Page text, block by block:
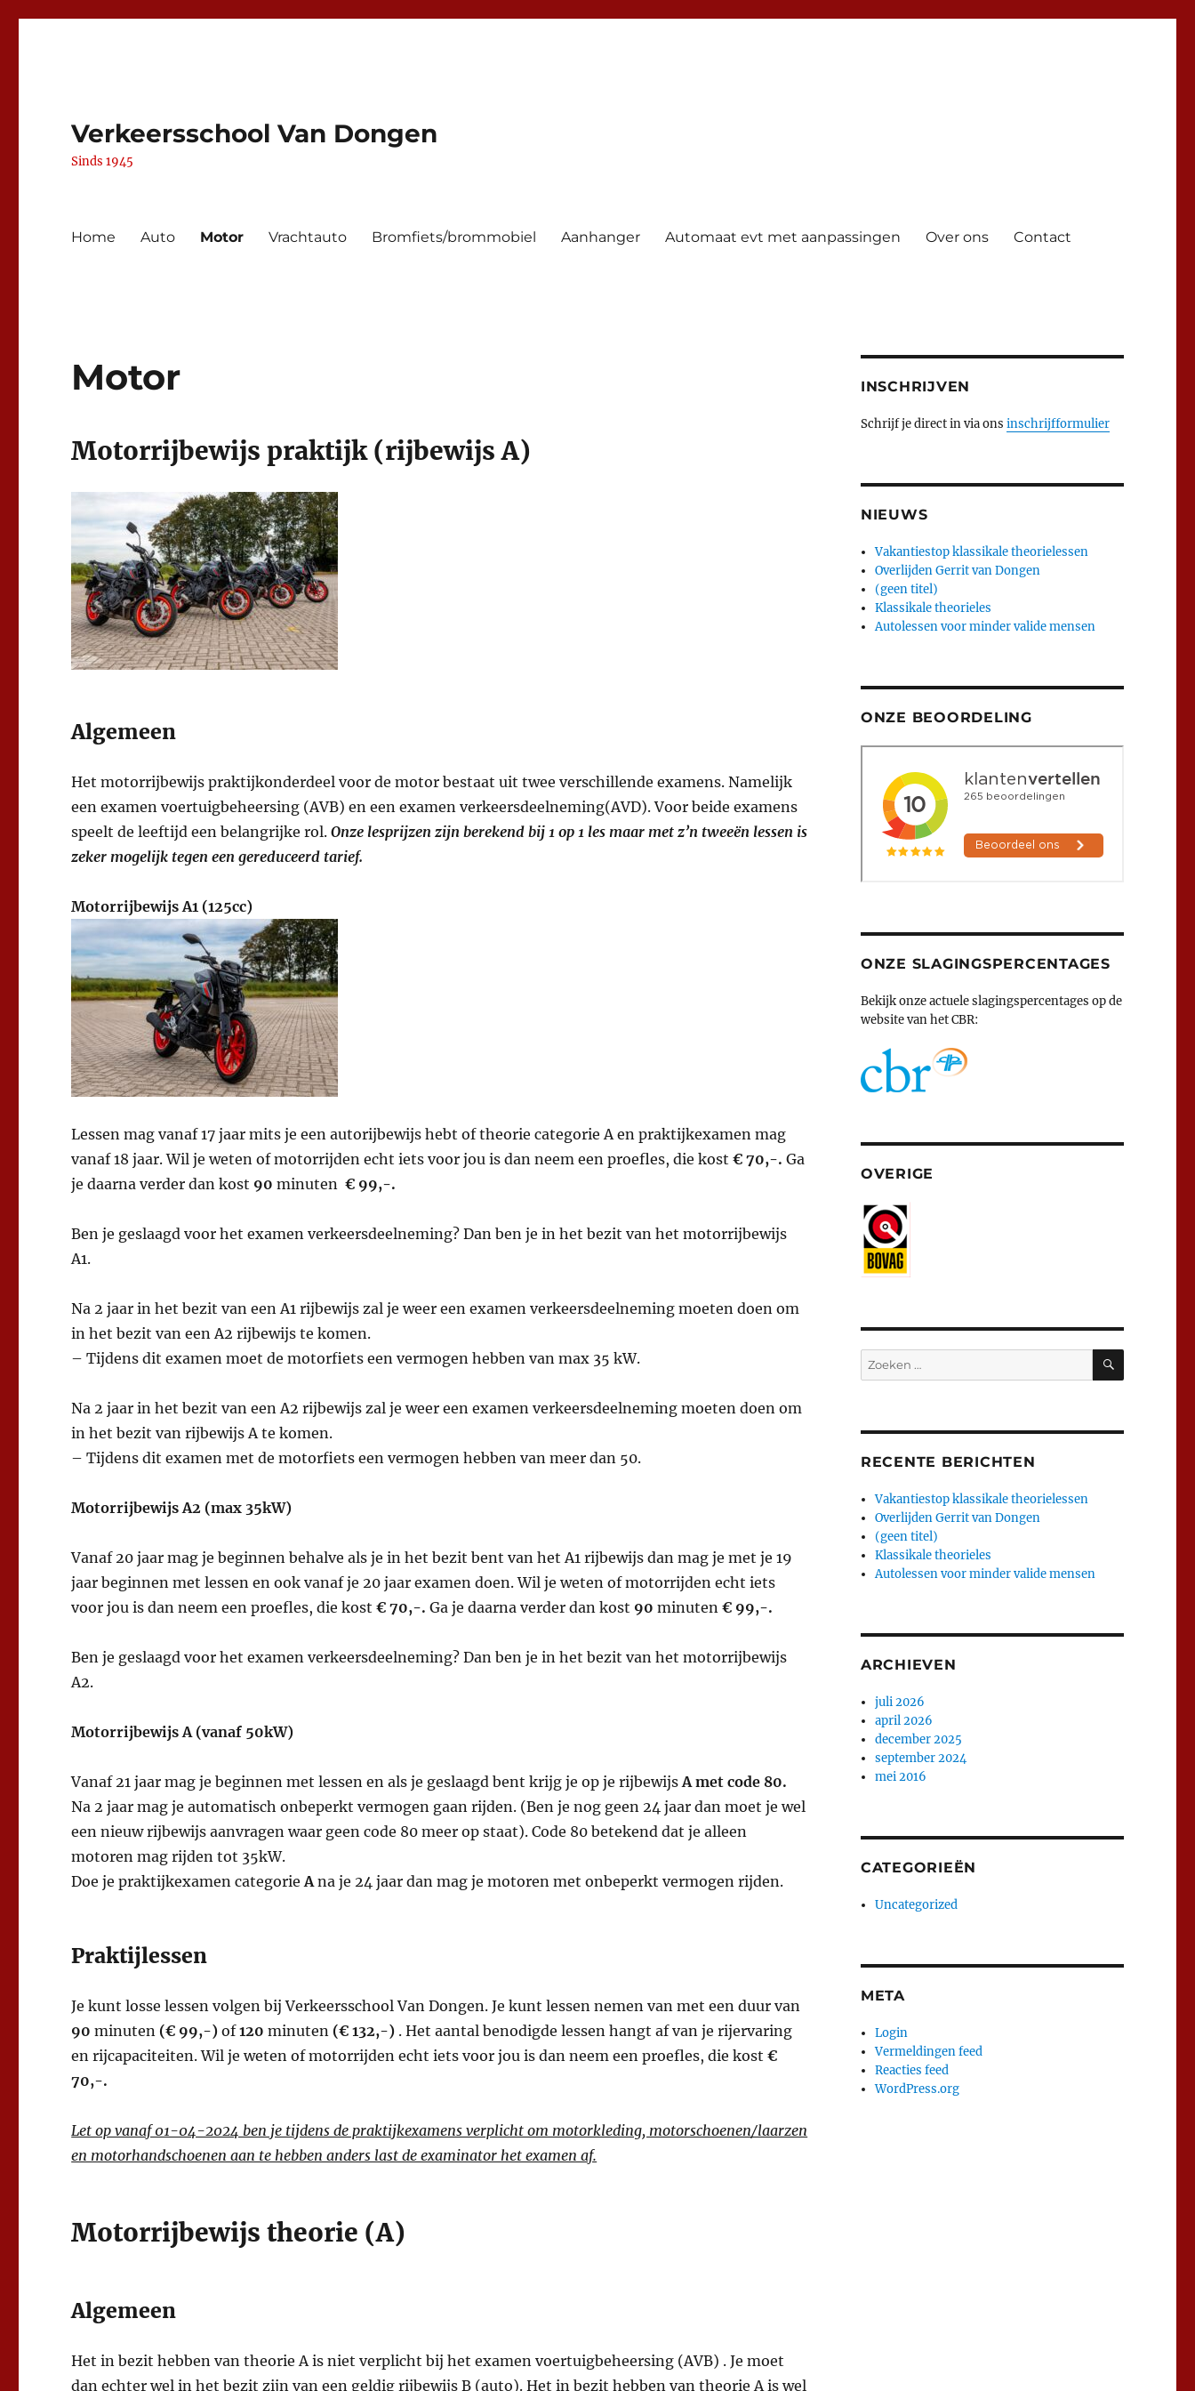
Verkeersschool Van Dongen
Sinds 1945
Home Auto Motor Vrachtauto Bromfiets/brommobiel Aanhanger Automaat evt met aanpassingen Over ons Contact
Motor
Motorrijbewijs praktijk (rijbewijs A)
Algemeen
Het motorrijbewijs praktijkonderdeel voor de motor bestaat uit twee verschillende examens. Namelijk
een examen voertuigbeheersing (AVB) en een examen verkeersdeelneming(AVD). Voor beide examens
speelt de leeftijd een belangrijke rol.Onze lesprijzen zijn berekend bij 1 op 1 les maar met z’n tweeën lessen is
zeker mogelijk tegen een gereduceerd tarief.
Motorrijbewijs A1 (125cc)
Lessen mag vanaf 17 jaar mits je een autorijbewijs hebt of theorie categorie A en praktijkexamen mag
vanaf 18 jaar. Wil je weten of motorrijden echt iets voor jou is dan neem een proefles, die kost€ 70,-.Ga
je daarna verder dan kost 90minuten€ 99,-.
Ben je geslaagd voor het examen verkeersdeelneming? Dan ben je in het bezit van het motorrijbewijs
A1.
Na 2 jaar in het bezit van een A1 rijbewijs zal je weer een examen verkeersdeelneming moeten doen om
in het bezit van een A2 rijbewijs te komen.
– Tijdens dit examen moet de motorfiets een vermogen hebben van max 35 kW.
Na 2 jaar in het bezit van een A2 rijbewijs zal je weer een examen verkeersdeelneming moeten doen om
in het bezit van rijbewijs A te komen.
– Tijdens dit examen met de motorfiets een vermogen hebben van meer dan 50.
Motorrijbewijs A2 (max 35kW)
Vanaf 20 jaar mag je beginnen behalve als je in het bezit bent van het A1 rijbewijs dan mag je met je 19
jaar beginnen met lessen en ook vanaf je 20 jaar examen doen. Wil je weten of motorrijden echt iets
voor jou is dan neem een proefles, die kost€ 70,-.Ga je daarna verder dan kost 90minuten€ 99,-.
Ben je geslaagd voor het examen verkeersdeelneming? Dan ben je in het bezit van het motorrijbewijs
A2.
Motorrijbewijs A (vanaf 50kW)
Vanaf 21 jaar mag je beginnen met lessen en als je geslaagd bent krijg je op je rijbewijsA met code 80.
Na 2 jaar mag je automatisch onbeperkt vermogen gaan rijden. (Ben je nog geen 24 jaar dan moet je wel
een nieuw rijbewijs aanvragen waar geen code 80 meer op staat). Code 80 betekend dat je alleen
motoren mag rijden tot 35kW.
Doe je praktijkexamen categorieAna je 24 jaar dan mag je motoren met onbeperkt vermogen rijden.
Praktijlessen
Je kunt losse lessen volgen bij Verkeersschool Van Dongen. Je kunt lessen nemen van met een duur van
90 minuten (€ 99,-)of120minuten (€ 132,-) . Het aantal benodigde lessen hangt af van je rijervaring
en rijcapaciteiten. Wil je weten of motorrijden echt iets voor jou is dan neem een proefles, die kost€
70,-.
Let op vanaf 01-04-2024 ben je tijdens de praktijkexamens verplicht om motorkleding, motorschoenen/laarzen
en motorhandschoenen aan te hebben anders last de examinator het examen af.
Motorrijbewijs theorie (A)
Algemeen
Het in bezit hebben van theorie A is niet verplicht bij het examen voertuigbeheersing (AVB) . Je moet
dan echter wel in het bezit zijn van een geldig rijbewijs B (auto). Het in bezit hebben van theorie A is wel
INSCHRIJVEN
Schrijf je direct in via ons inschrijfformulier
NIEUWS
Vakantiestop klassikale theorielessen
Overlijden Gerrit van Dongen
(geen titel)
Klassikale theorieles
Autolessen voor minder valide mensen
ONZE BEOORDELING
ONZE SLAGINGSPERCENTAGES
Bekijk onze actuele slagingspercentages op de
website van het CBR:
OVERIGE
Zoeken
naar:
ZOEKEN
RECENTE BERICHTEN
Vakantiestop klassikale theorielessen
Overlijden Gerrit van Dongen
(geen titel)
Klassikale theorieles
Autolessen voor minder valide mensen
ARCHIEVEN
juli 2026
april 2026
december 2025
september 2024
mei 2016
CATEGORIEËN
Uncategorized
META
Login
Vermeldingen feed
Reacties feed
WordPress.org